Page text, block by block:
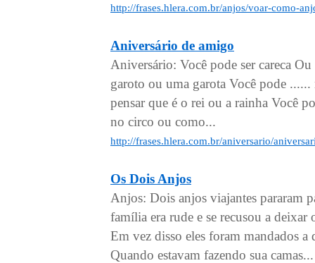
http://frases.hlera.com.br/anjos/voar-como-
Aniversário de amigo
Aniversário: Você pode ser careca
garoto ou uma garota Você pode
pensar que é o rei ou a rainha Você
no circo ou como...
http://frases.hlera.com.br/aniversario/
Os Dois Anjos
Anjos: Dois anjos viajantes pararam
família era rude e se recusou a deixar
Em vez disso eles foram mandados
Quando estavam fazendo sua camas...